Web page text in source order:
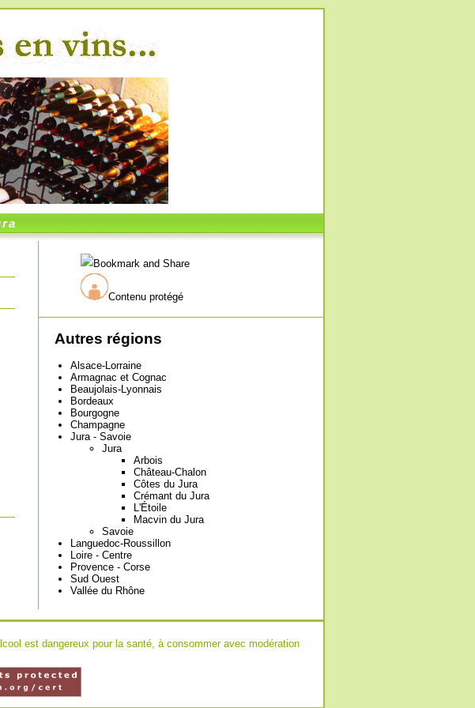
Contenu protégé
Autres régions
Alsace-Lorraine
Armagnac et Cognac
Beaujolais-Lyonnais
Bordeaux
Bourgogne
Champagne
Jura - Savoie
Jura
Arbois
Château-Chalon
Côtes du Jura
Crémant du Jura
L'Étoile
Macvin du Jura
Savoie
Languedoc-Roussillon
Loire - Centre
Provence - Corse
Sud Ouest
Vallée du Rhône
est dangereux pour la santé, à consommer avec modération